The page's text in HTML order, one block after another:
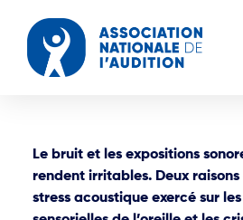
Le bruit et les expositions
rendent irritables. Deux raisons
stress acoustique exercé sur